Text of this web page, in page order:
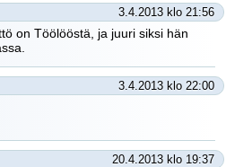
3.4.2013 klo 21:56
on Töölööstä, ja juuri siksi hän
3.4.2013 klo 22:00
20.4.2013 klo 19:37